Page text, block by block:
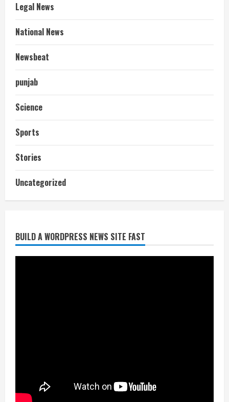
Legal News
National News
Newsbeat
punjab
Science
Sports
Stories
Uncategorized
BUILD A WORDPRESS NEWS SITE FAST
July 24, 2026
निर्धारित मानक व नियम का बारीकी से किया
जाएगा परीक्षण, तब कार्रवाई
निजीविशेषज्ञों की रिपोर्ट पर भी मिलेगा